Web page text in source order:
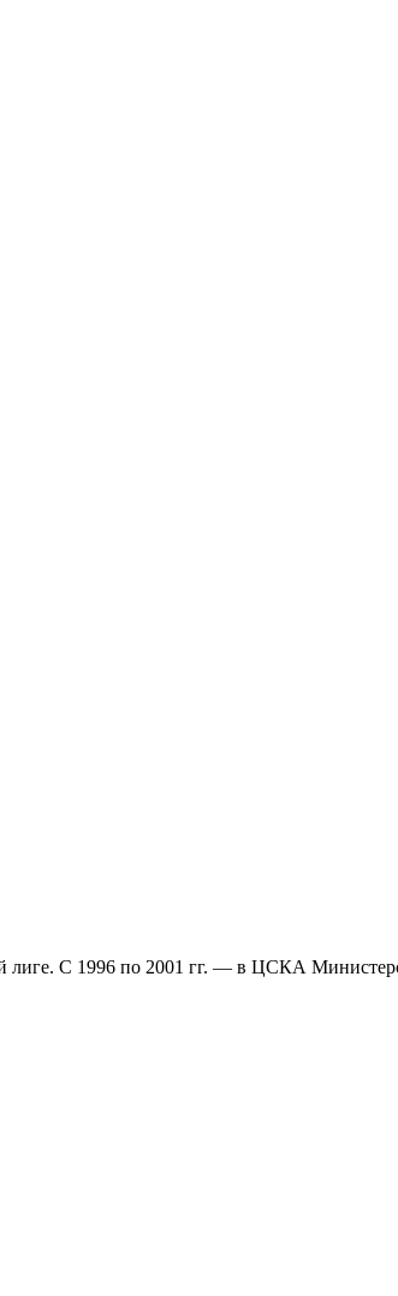
С 1996 по 2001 гг. — в ЦСКА